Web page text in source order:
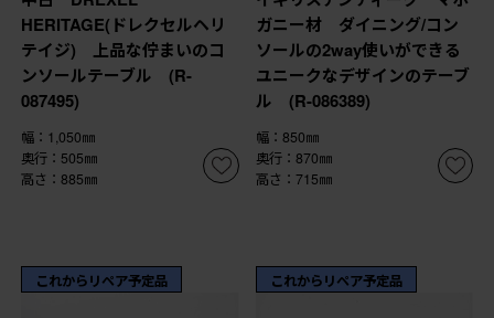
HERITAGE(ドレクセルヘリ
テイジ) 上品な佇まいのコ
ンソールテーブル (R-
087495)
幅：1,050㎜
奥行：505㎜
高さ：885㎜
ガニー材 ダイニング/コン
ソールの2way使いができる
ユニークなデザインのテーブ
ル (R-086389)
幅：850㎜
奥行：870㎜
高さ：715㎜
これからリペア予定品 これからリペア予定品